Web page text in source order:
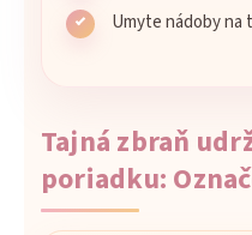
Umyte nádoby na
Tajná zbraň
poriadku: